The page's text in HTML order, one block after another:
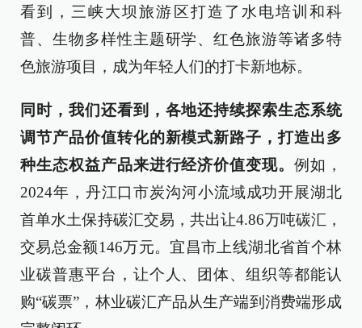
看到，三峡大坝旅游区打造了水电培训和科
普、生物多样性主题研学、红色旅游等诸多特
色旅游项目，成为年轻人们的打卡新地标。
同时，我们还看到，各地还持续探索生态系统
调节产品价值转化的新模式新路子，打造出多
种生态权益产品来进行经济价值变现。例如，
2024年，丹江口市炭沟河小流域成功开展湖北
首单水土保持碳汇交易，共出让4.86万吨碳汇，
交易总金额146万元。宜昌市上线湖北省首个林
业碳普惠平台，让个人、团体、组织等都能认
购“碳票”，林业碳汇产品从生产端到消费端形成